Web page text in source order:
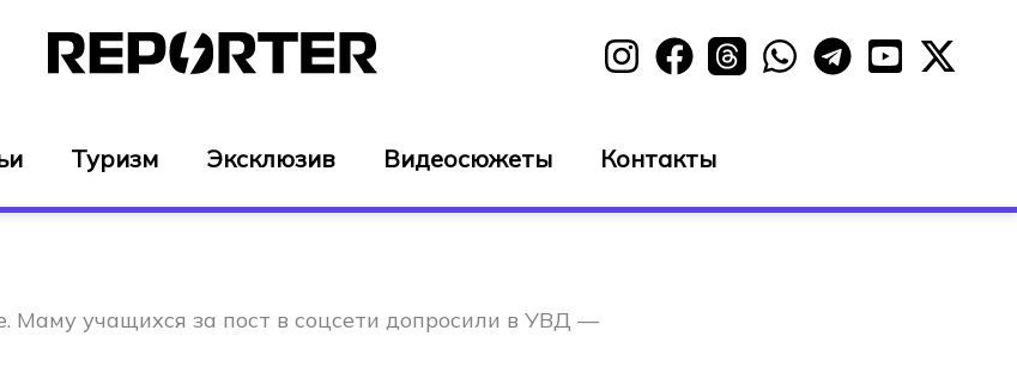
Туризм Эксклюзив Видеосюжеты Контакты
Маму учащихся за пост в соцсети допросили в УВД —